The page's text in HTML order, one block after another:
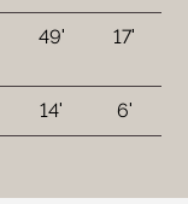
49' 17'
14' 6'